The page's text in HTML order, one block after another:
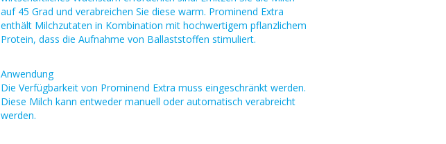
auf 45 Grad und verabreichen Sie diese warm. Prominend Extra
enthält Milchzutaten in Kombination mit hochwertigem pflanzlichem
Protein, dass die Aufnahme von Ballaststoffen stimuliert.
Anwendung
Die Verfügbarkeit von Prominend Extra muss eingeschränkt werden.
Diese Milch kann entweder manuell oder automatisch verabreicht
werden.